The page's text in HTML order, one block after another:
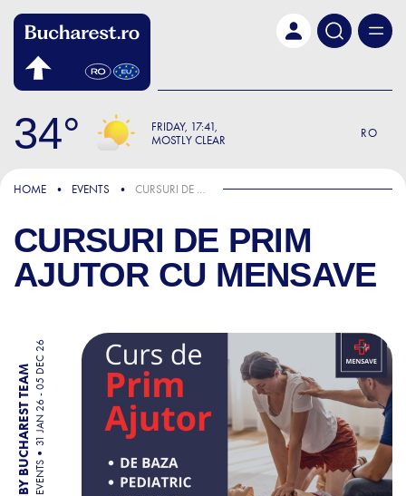
34 FRIDAY 17:41
MOSTLY CLEAR
RO
HOME EVENTS CURSURI DE PRIM AJUTOR CU MENSAVE
CURSURI DE PRIM
AJUTOR CU MENSAVE
BY BUCHAREST TEAM EVENTS
31 JAN 26 - 05 DEC 26